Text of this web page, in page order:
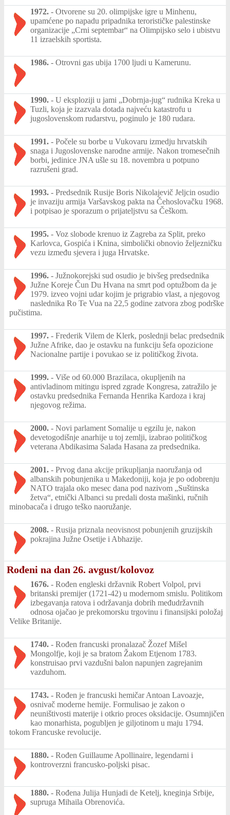
1972. - Otvorene su 20. olimpijske igre u Minhenu,
upamćene po napadu pripadnika terorističke palestinske
organizacije „Crni septembar“ na Olimpijsko selo i ubistvu
11 izraelskih sportista.
1986. - Otrovni gas ubija 1700 ljudi u Kamerunu.
1990. - U eksploziji u jami „Dobrnja-jug“ rudnika Kreka u
Tuzli, koja je izazvala dotada najveću katastrofu u
jugoslovenskom rudarstvu, poginulo je 180 rudara.
1991. - Počele su borbe u Vukovaru izmedju hrvatskih
snaga i Jugoslovenske narodne armije. Nakon tromesečnih
borbi, jedinice JNA ušle su 18. novembra u potpuno
razrušeni grad.
1993. - Predsednik Rusije Boris Nikolajevič Jeljcin osudio
je invaziju armija Varšavskog pakta na Čehoslovačku 1968.
i potpisao je sporazum o prijateljstvu sa Češkom.
1995. - Voz slobode‎ krenuo iz Zagreba za Split, preko
Karlovca, Gospića i Knina, simbolički obnovio željezničku
vezu između sjevera i juga Hrvatske.
1996. - Južnokorejski sud osudio je bivšeg predsednika
Južne Koreje Čun Du Hvana na smrt pod optužbom da je
1979. izveo vojni udar kojim je prigrabio vlast, a njegovog
naslednika Ro Te Vua na 22,5 godine zatvora zbog podrške
pučistima.
1997. - Frederik Vilem de Klerk, poslednji belac predsednik
Južne Afrike, dao je ostavku na funkciju šefa opozicione
Nacionalne partije i povukao se iz političkog života.
1999. - Više od 60.000 Brazilaca, okupljenih na
antivladinom mitingu ispred zgrade Kongresa, zatražilo je
ostavku predsednika Fernanda Henrika Kardoza i kraj
njegovog režima.
2000. - Novi parlament Somalije u egzilu je, nakon
devetogodišnje anarhije u toj zemlji, izabrao političkog
veterana Abdikasima Salada Hasana za predsednika.
2001. - Prvog dana akcije prikupljanja naoružanja od
albanskih pobunjenika u Makedoniji, koja je po odobrenju
NATO trajala oko mesec dana pod nazivom „Suštinska
žetva“, etnički Albanci su predali dosta mašinki, ručnih
minobacača i drugo teško naoružanje.
2008. - Rusija priznala neovisnost pobunjenih gruzijskih
pokrajina Južne Osetije i Abhazije.
Rođeni na dan 26. avgust/kolovoz
1676. - Rođen engleski državnik Robert Volpol, prvi
britanski premijer (1721-42) u modernom smislu. Politikom
izbegavanja ratova i održavanja dobrih međudržavnih
odnosa ojačao je prekomorsku trgovinu i finansijski položaj
Velike Britanije.
1740. - Rođen francuski pronalazač Žozef Mišel
Mongolfje, koji je sa bratom Žakom Etjenom 1783.
konstruisao prvi vazdušni balon napunjen zagrejanim
vazduhom.
1743. - Rođen je francuski hemičar Antoan Lavoazje,
osnivač moderne hemije. Formulisao je zakon o
neuništivosti materije i otkrio proces oksidacije. Osumnjičen
kao monarhista, pogubljen je giljotinom u maju 1794.
tokom Francuske revolucije.
1880. - Rođen Guillaume Apollinaire, legendarni i
kontroverzni francusko-poljski pisac.
1880. - Rođena Julija Hunjadi de Ketelj, kneginja Srbije,
supruga Mihaila Obrenovića.